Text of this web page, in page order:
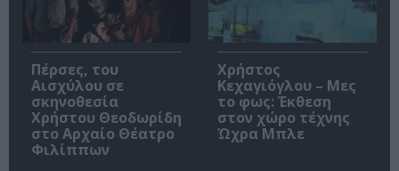
Πέρσες, του
Αισχύλου σε
σκηνοθεσία
Χρήστου Θεοδωρίδη
στο Αρχαίο Θέατρο
Φιλίππων
Χρήστος
Κεχαγιόγλου – Μες
το φως: Έκθεση
στον χώρο τέχνης
Ώχρα Μπλε